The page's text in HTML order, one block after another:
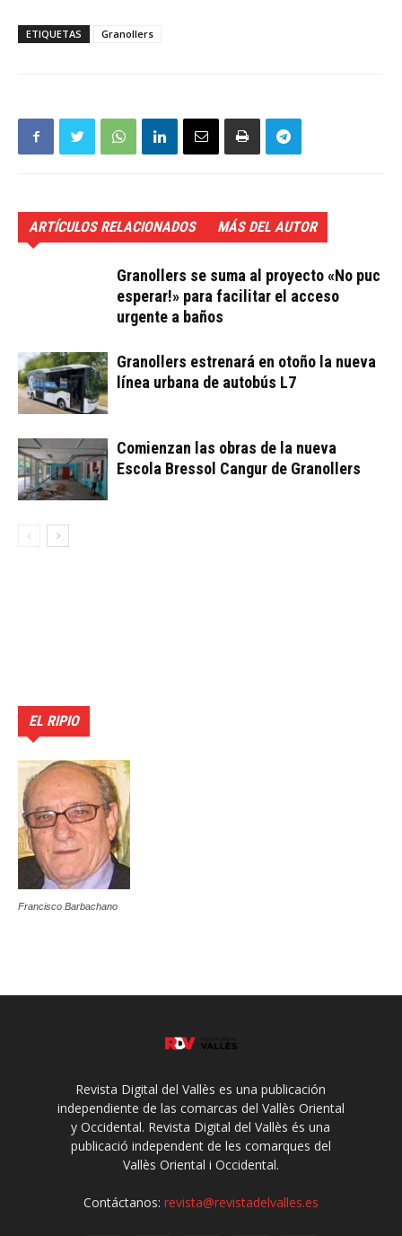
ETIQUETAS Granollers
ARTÍCULOS RELACIONADOS MÁS DEL AUTOR
Granollers se suma al proyecto «No puc
esperar!» para facilitar el acceso
urgente a baños
Granollers estrenará en otoño la nueva
línea urbana de autobús L7
Comienzan las obras de la nueva
Escola Bressol Cangur de Granollers
EL RIPIO
Francisco Barbachano
Revista Digital del Vallès es una publicación
independiente de las comarcas del Vallès Oriental
y Occidental. Revista Digital del Vallès és una
publicació independent de les comarques del
Vallès Oriental i Occidental.
Contáctanos: revista@revistadelvalles.es